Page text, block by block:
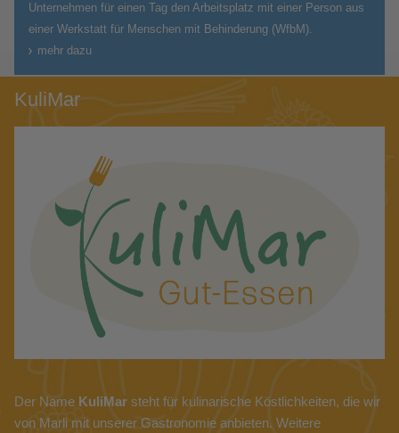
Unternehmen für einen Tag den Arbeitsplatz mit einer Person aus
einer Werkstatt für Menschen mit Behinderung (WfbM).
mehr dazu
KuliMar
Der Name KuliMar steht für kulinarische Köstlichkeiten, die wir
von Marli mit unserer Gastronomie anbieten. Weitere